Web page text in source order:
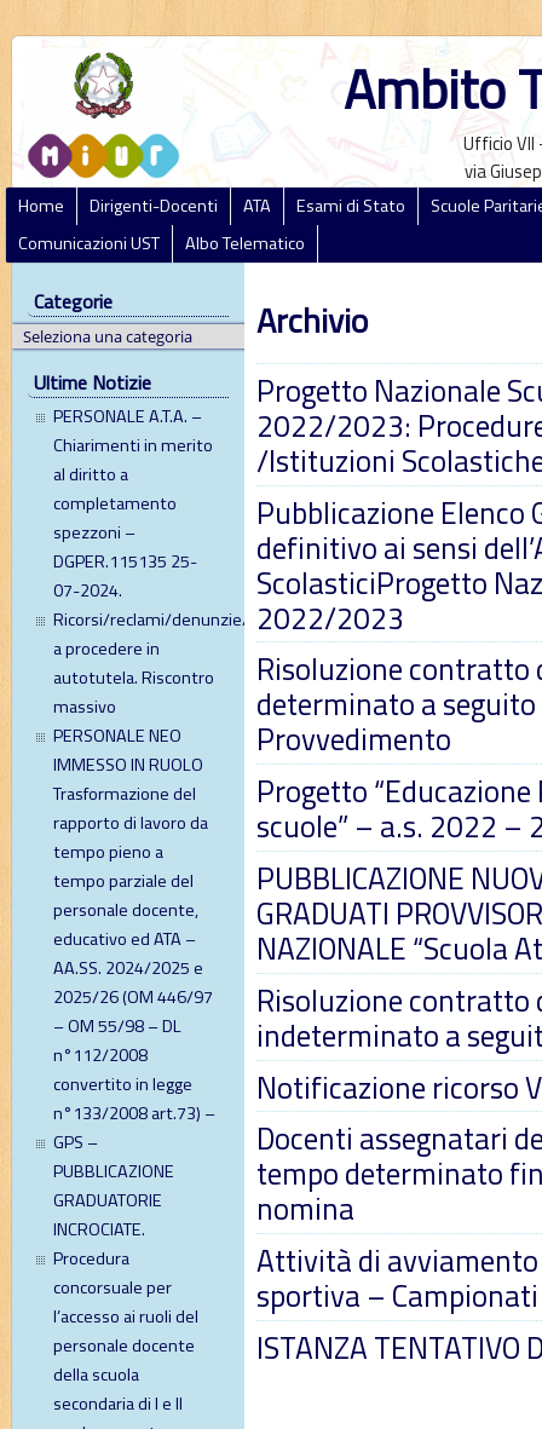
Ambito
Ufficio VII
via
Home Dirigenti-Docenti ATA Esami di Stato
Scuole
Comunicazioni UST
Albo Telematico
Categorie
Ultime Notizie
PERSONALE A.T.A. –
Chiarimenti in merito
al diritto a
completamento
spezzoni –
DGPER.115135 25-
07-2024.
Ricorsi/reclami/denunzie/diffide
a procedere in
autotutela. Riscontro
massivo
PERSONALE NEO
IMMESSO IN RUOLO
Trasformazione del
rapporto di lavoro da
tempo pieno a
tempo parziale del
personale docente,
educativo ed ATA –
AA.SS. 2024/2025 e
2025/26 (OM 446/97
– OM 55/98 – DL
n°112/2008
convertito in legge
n°133/2008 art.73) –
GPS –
PUBBLICAZIONE
GRADUATORIE
INCROCIATE.
Procedura
concorsuale per
l’accesso ai ruoli del
personale docente
della scuola
secondaria di I e II
Archivio
Progetto Nazionale
2022/2023:
/Istituzioni
Pubblicazione Elenco
definitivo ai sensi
ScolasticiProgetto
2022/2023
Risoluzione contratto
determinato a
Provvedimento
Progetto
scuole” – a.s. 2022
PUBBLICAZIONE
GRADUATI
NAZIONALE “Scuola
Risoluzione contratto
indeterminato a
Notificazione ricorso
Docenti assegnatari
tempo determinato
nomina
Attività di
sportiva –
ISTANZA TENTATIVO